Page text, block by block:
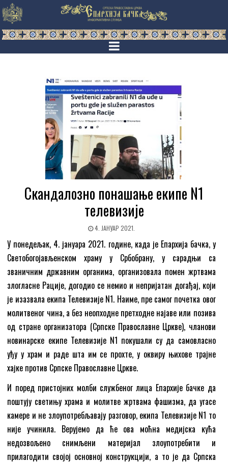
Скандалозно понашање екипе N1
телевизије
4. ЈАНУАР 2021.
У понедељак, 4. јануара 2021. године, када је Епархија бачка, у
Светобогојављенском храму у Србобрану, у сарадњи са
званичним државним органима, организовaла помен жртвама
злогласне Рације, догодио се немио и непријатан догађај, који
је изазвала екипа Телевизије N1. Наиме, пре самог почетка овог
молитвеног чина, а без неопходне претходне најаве или позива
од стране организатора (Српске Православне Цркве), чланови
новинарске екипе Телевизије N1 покушали су да самовласно
уђу у храм и раде шта им се прохте, у оквиру њихове трајне
хајке против Српске Православне Цркве.
И поред пристојних молби службеног лица Епархије бачке да
поштују светињу храма и молитве жртвама фашизма, да угасе
камере и не злоупотребљавају разговор, екипа Телевизије N1 то
није учинила. Верујемо да ће ова моћна медијска кућа
недозвољено снимљени материјал злоупотребити и
прилагодити својој основној конструкцији, а то је да Српска